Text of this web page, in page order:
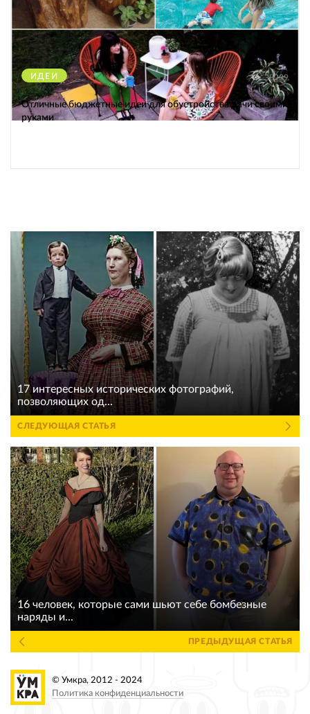
ИДЕИ 38239
Отличные бюджетные идеи для обустройства дачи своими
руками
17 интересных исторических фотографий,
позволяющих од...
СЛЕДУЮЩАЯ СТАТЬЯ
16 человек, которые сами шьют себе бомбезные
наряды и...
ПРЕДЫДУЩАЯ СТАТЬЯ
© Умкра, 2012 - 2024
Политика конфиденциальности